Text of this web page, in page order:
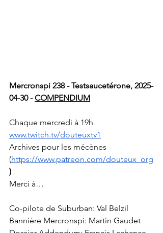
Mercronspi 238 - Testsaucetérone, 2025-
04-30 - COMPENDIUM
Chaque mercredi à 19h
www.twitch.tv/douteuxtv1
Archives pour les mécènes
(https://www.patreon.com/douteux_org
)
Merci à…
Co-pilote de Suburban: Val Belzil
Bannière Mercronspi: Martin Gaudet